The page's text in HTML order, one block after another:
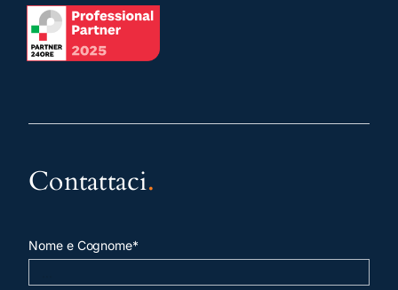
Contattaci.
Nome e Cognome*